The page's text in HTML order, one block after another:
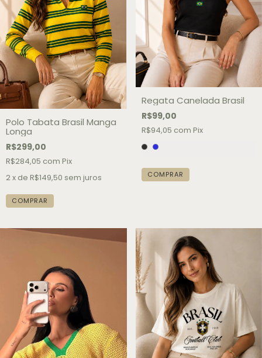
Polo Tabata Brasil Manga
Longa
R$299,00
R$284,05 com Pix
2x de R$149,50 sem juros
COMPRAR
Regata Canelada Brasil
R$99,00
R$94,05 com Pix
COMPRAR